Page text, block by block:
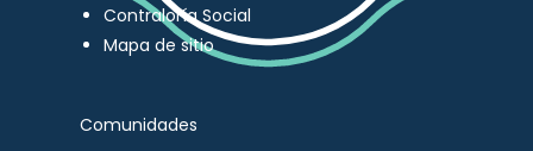
Contraloría Social
Mapa de sitio
Comunidades